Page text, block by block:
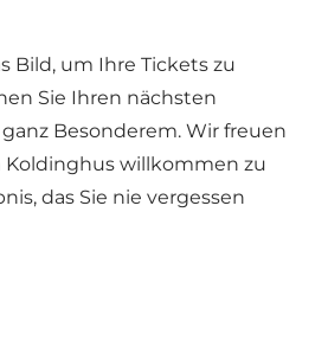
Bild, um Ihre Tickets zu
Sie Ihren nächsten
Besonderem. Wir freuen
Koldinghus willkommen zu
das Sie nie vergessen